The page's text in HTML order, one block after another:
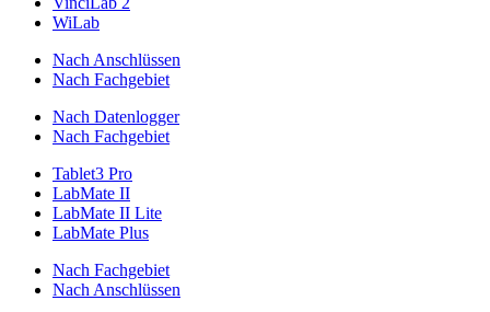
WiLab
Nach Anschlüssen
Nach Fachgebiet
Nach Datenlogger
Nach Fachgebiet
Tablet3 Pro
LabMate II
LabMate II Lite
LabMate Plus
Nach Fachgebiet
Nach Anschlüssen